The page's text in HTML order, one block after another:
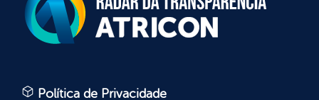
Política de Privacidade